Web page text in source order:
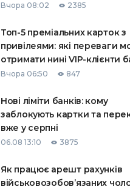
Вчора 08:02 2385
Топ-5 преміальних карток з
привілеями: які переваги
отримати нині VIP-клієнти
Вчора 06:50 847
Нові ліміти банків: кому
заблокують картки та
вже у серпні
06.08 13:10 3875
Як працює арешт рахунків
військовозобов’язаних